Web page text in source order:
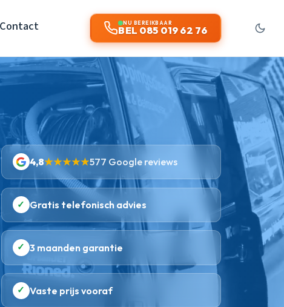
Contact NU BEREIKBAAR
BEL 085 019 62 76
4,8★★★★★577 Google reviews
✓ Gratis telefonisch advies
✓ 3 maanden garantie
✓ Vaste prijs vooraf